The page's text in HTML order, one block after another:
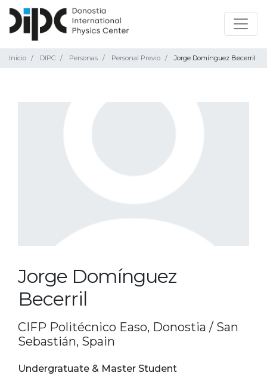
Inicio DIPC Personas Personal Previo Jorge Domínguez Becerril
Jorge Domínguez
Becerril
CIFP Politécnico Easo, Donostia / San
Sebastián, Spain
Undergratuate & Master Student